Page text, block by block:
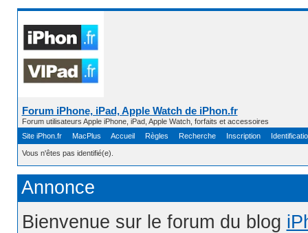
Forum iPhone, iPad, Apple Watch de iPhon.fr
Forum utilisateurs Apple iPhone, iPad, Apple Watch, forfaits et accessoires
Site iPhon.fr
MacPlus Accueil Règles Recherche Inscription
Vous n'êtes pas identifié(e).
Annonce
Bienvenue sur le forum du blog